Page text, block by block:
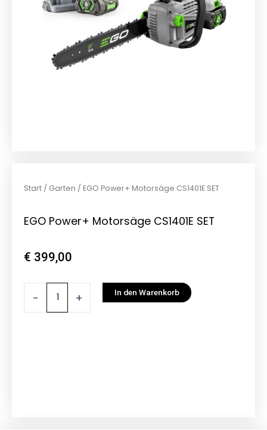
Start / Garten / EGO Power+ Motorsäge CS1401E SET
EGO Power+ Motorsäge CS1401E SET
€ 399,00
- + In den Warenkorb